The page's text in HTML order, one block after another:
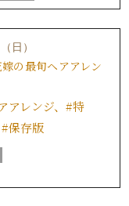
美花嫁ブログ
し
ディング情報
ッフｖｏｉｃｅ
て
日）
嫁の最旬ヘアアレン
アレンジ、#特
保存版